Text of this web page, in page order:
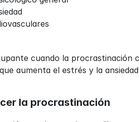
cuando la
aumenta el estrés y la
la procrastinación